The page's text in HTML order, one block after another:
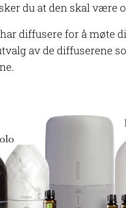
du at den skal være
diffusere for å møte
av de diffuserene